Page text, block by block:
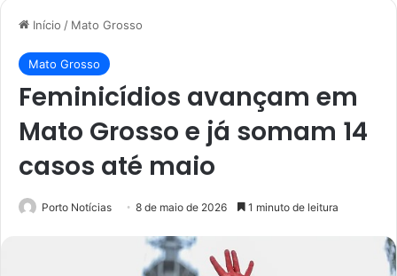
Início / Mato Grosso
Mato Grosso
Feminicídios avançam em
Mato Grosso e já somam 14
casos até maio
Porto Notícias 8 de maio de 2026 1 minuto de leitura